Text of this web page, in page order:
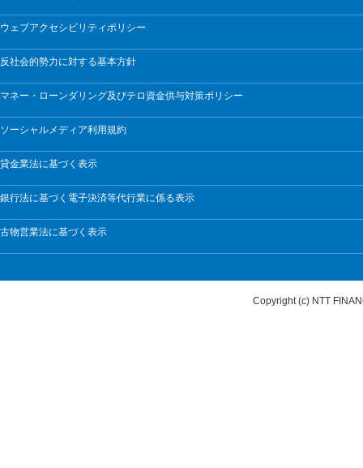
ウェブアクセシビリティポリシー
反社会的勢力に対する基本方針
マネー・ローンダリング及びテロ資金供与対策ポリシー
ソーシャルメディア利用規約
貸金業法に基づく表示
銀行法に基づく電子決済等代行業に係る表示
古物営業法に基づく表示
Copyright (c) NTT